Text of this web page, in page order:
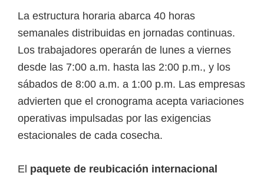
La estructura horaria abarca 40 horas
semanales distribuidas en jornadas continuas.
Los trabajadores operarán de lunes a viernes
desde las 7:00 a.m. hasta las 2:00 p.m., y los
sábados de 8:00 a.m. a 1:00 p.m. Las empresas
advierten que el cronograma acepta variaciones
operativas impulsadas por las exigencias
estacionales de cada cosecha.
El paquete de reubicación internacional